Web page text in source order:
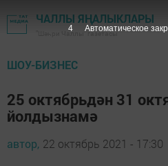
ЧАЛЛЫ ЯҢАЛЫКЛАРЫ
"Шәһри Чаллы" газетасы
ШОУ-БИЗНЕС
25 октябрьдән 31
йолдызнамә
автор, 22 октябрь 2021 - 17:30
4 Автоматическое